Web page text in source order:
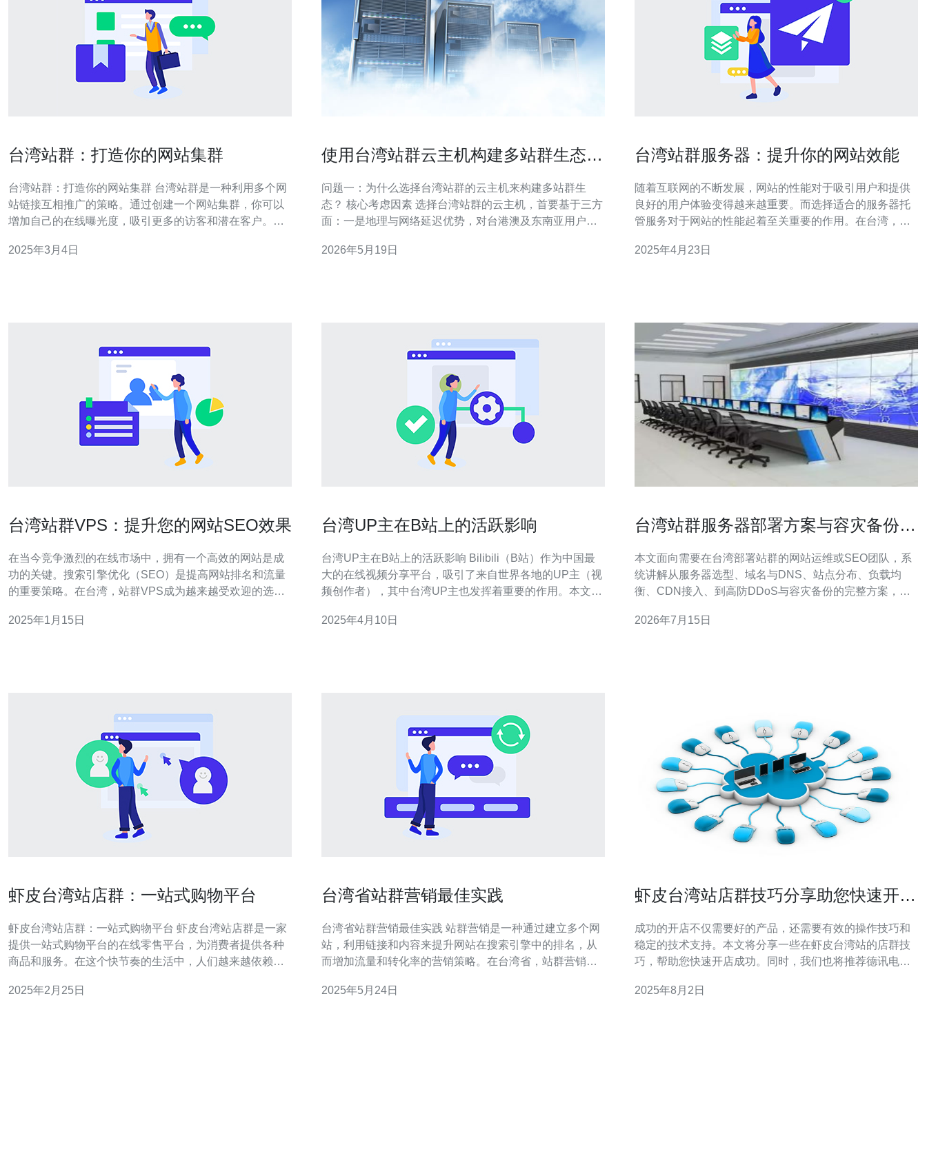
台湾站群：打造你的网站集群
台湾站群：打造你的网站集群 台湾站群是一种利用多个网
站链接互相推广的策略。通过创建一个网站集群，你可以
增加自己的在线曝光度，吸引更多的访客和潜在客户。这
的优势在于它可以帮助你在搜索引擎中获得更好的排名。
2025年3月4日
使用台湾站群云主机构建多站群生态的
问题一：为什么选择台湾站群的云主机来构建多站群生
态？ 核心考虑因素 选择台湾站群的云主机，首要基于三方
面：一是地理与网络延迟优势，对台港澳及东南亚用户有
在带宽成本上有竞争力；三是合规与服务稳定性，台湾的
2026年5月19日
台湾站群服务器：提升你的网站效能
随着互联网的不断发展，网站的性能对于吸引用户和提供
良好的用户体验变得越来越重要。而选择适合的服务器托
管服务对于网站的性能起着至关重要的作用。在台湾，站
服务器是一种通过集群技术将多个服务器组合在一起，共
2025年4月23日
台湾站群VPS：提升您的网站SEO效果
在当今竞争激烈的在线市场中，拥有一个高效的网站是成
功的关键。搜索引擎优化（SEO）是提高网站排名和流量
的重要策略。在台湾，站群VPS成为越来越受欢迎的选
效果。 站群VPS是一种虚拟专用服务器，它允许您在同一
2025年1月15日
台湾UP主在B站上的活跃影响
台湾UP主在B站上的活跃影响 Bilibili（B站）作为中国最
大的在线视频分享平台，吸引了来自世界各地的UP主（视
频创作者），其中台湾UP主也发挥着重要的作用。本文将
和用户的积极贡献。 台湾UP主以其独特的文化背景和创意
2025年4月10日
台湾站群服务器部署方案与容灾备份完
本文面向需要在台湾部署站群的网站运维或SEO团队，系
统讲解从服务器选型、域名与DNS、站点分布、负载均
衡、CDN接入、到高防DDoS与容灾备份的完整方案，并
据访问来源、并发与预算选择云VPS或独立物理主机。对
2026年7月15日
虾皮台湾站店群：一站式购物平台
虾皮台湾站店群：一站式购物平台 虾皮台湾站店群是一家
提供一站式购物平台的在线零售平台，为消费者提供各种
商品和服务。在这个快节奏的生活中，人们越来越依赖于
消费者提供方便、多样化和高质量的购物体验。 虾皮台湾
2025年2月25日
台湾省站群营销最佳实践
台湾省站群营销最佳实践 站群营销是一种通过建立多个网
站，利用链接和内容来提升网站在搜索引擎中的排名，从
而增加流量和转化率的营销策略。在台湾省，站群营销也
群营销之前，首先需要选择合适的关键词。这些关键词应
2025年5月24日
虾皮台湾站店群技巧分享助您快速开店
成功的开店不仅需要好的产品，还需要有效的操作技巧和
稳定的技术支持。本文将分享一些在虾皮台湾站的店群技
巧，帮助您快速开店成功。同时，我们也将推荐德讯电讯
营。 选择合适的服务器 在开设虾皮台湾站店铺时，选择合
2025年8月2日